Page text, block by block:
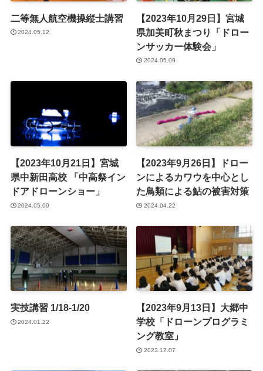
二等無人航空機操縦士講習
2024.05.12
【2023年10月29日】宮城
県加美町秋まつり「ドロー
ンサッカー体験会」
2024.05.09
【2023年10月21日】宮城
県中新田高校 「中高祭イン
ドアドローンショー」
2024.05.09
【2023年9月26日】ドロー
ンによるカワウを中心とし
た鳥類による鮎の被害対策
2024.04.22
実技講習 1/18-1/20
2024.01.22
【2023年9月13日】大郷中
学校「ドローンプログラミ
ング教室」
2023.12.07